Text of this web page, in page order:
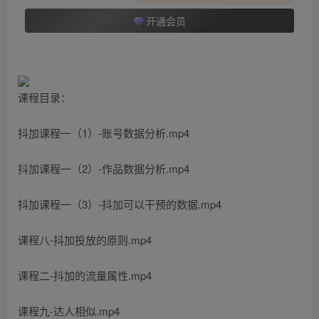
开通会员
课程目录：
抖加课程一（1）-账号数据分析.mp4
抖加课程一（2）-作品数据分析.mp4
抖加课程一（3）-抖加可以干预的数据.mp4
课程八-抖加投放的原则.mp4
课程二-抖加的流量属性.mp4
课程九-达人相似.mp4